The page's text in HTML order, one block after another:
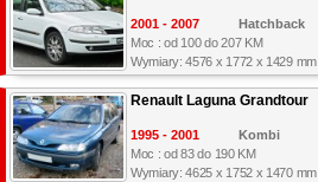
2001 - 2007
Hatchback
Moc : od 100 do 207 KM
Wymiary: 4576 x 1772 x 1429 mm
Renault Laguna Grandtour
1995 - 2001
Kombi
Moc : od 83 do 190 KM
Wymiary: 4625 x 1752 x 1470 mm